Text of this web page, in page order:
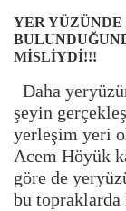
YER
MİSLİYDİ!!!
Daha
şeyin
yerleşim yeri
Acem Höyük
göre de
bu topraklarda